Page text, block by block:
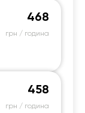
468
грн / година
458
грн / година